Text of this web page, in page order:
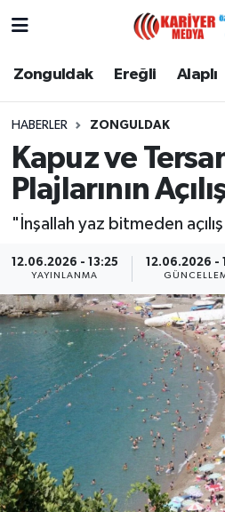
Zonguldak Ereğli Alaplı
HABERLER ZONGULDAK
Kapuz ve
Plajlarının
"İnşallah yaz bitmeden açılış
12.06.2026 - 13:25
YAYINLANMA
12.06.2026 -
Zonguldak
Alaplı
Kozlu
Çaycuma
Gökçebey
Devrek
Özel
Mesaj
Zonguldak Nöbetçi
Zonguldak Namaz
Zonguldak Trafik
Tüm Manşetler
Son Dakika Haberleri
Haber Arşivi